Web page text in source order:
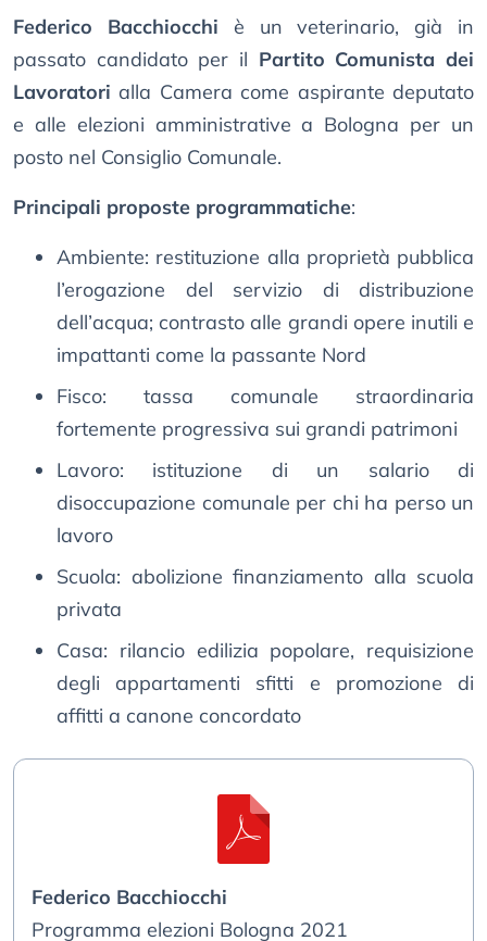
Federico Bacchiocchi è un veterinario, già in
passato candidato per il Partito Comunista dei
Lavoratori alla Camera come aspirante deputato
e alle elezioni amministrative a Bologna per un
posto nel Consiglio Comunale.
Principali proposte programmatiche:
Ambiente: restituzione alla proprietà pubblica
l’erogazione del servizio di distribuzione
dell’acqua; contrasto alle grandi opere inutili e
impattanti come la passante Nord
Fisco: tassa comunale straordinaria
fortemente progressiva sui grandi patrimoni
Lavoro: istituzione di un salario di
disoccupazione comunale per chi ha perso un
lavoro
Scuola: abolizione finanziamento alla scuola
privata
Casa: rilancio edilizia popolare, requisizione
degli appartamenti sfitti e promozione di
affitti a canone concordato
Federico Bacchiocchi
Programma elezioni Bologna 2021